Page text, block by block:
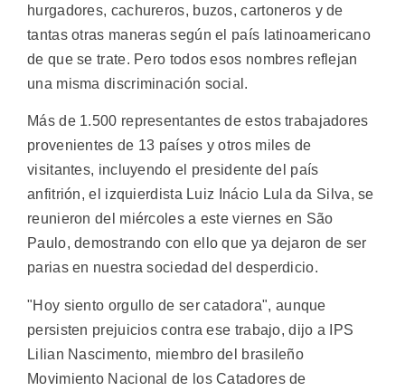
hurgadores, cachureros, buzos, cartoneros y de
tantas otras maneras según el país latinoamericano
de que se trate. Pero todos esos nombres reflejan
una misma discriminación social.
Más de 1.500 representantes de estos trabajadores
provenientes de 13 países y otros miles de
visitantes, incluyendo el presidente del país
anfitrión, el izquierdista Luiz Inácio Lula da Silva, se
reunieron del miércoles a este viernes en São
Paulo, demostrando con ello que ya dejaron de ser
parias en nuestra sociedad del desperdicio.
"Hoy siento orgullo de ser catadora", aunque
persisten prejuicios contra ese trabajo, dijo a IPS
Lilian Nascimento, miembro del brasileño
Movimiento Nacional de los Catadores de